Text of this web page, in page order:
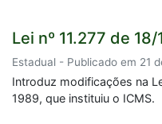
Lei nº 11.277 de
Estadual - Publicado em 21
Introduz modificações na
1989, que instituiu o ICMS.